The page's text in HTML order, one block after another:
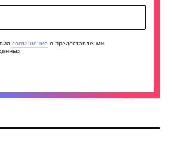
соглашения о предоставлении